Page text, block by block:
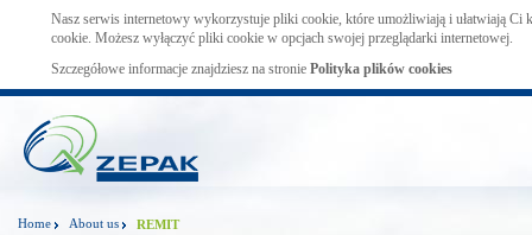
Nasz serwis internetowy wykorzystuje pliki cookie, które umożliwiają i ułatwiają Ci
cookie. Możesz wyłączyć pliki cookie w opcjach swojej przeglądarki internetowej.
Szczegółowe informacje znajdziesz na stronie Polityka plików cookies
Home About us REMIT